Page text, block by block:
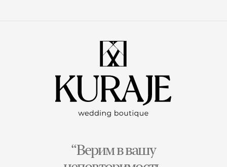
“Верим в вашу